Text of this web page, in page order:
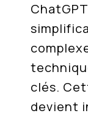
clés.
devient